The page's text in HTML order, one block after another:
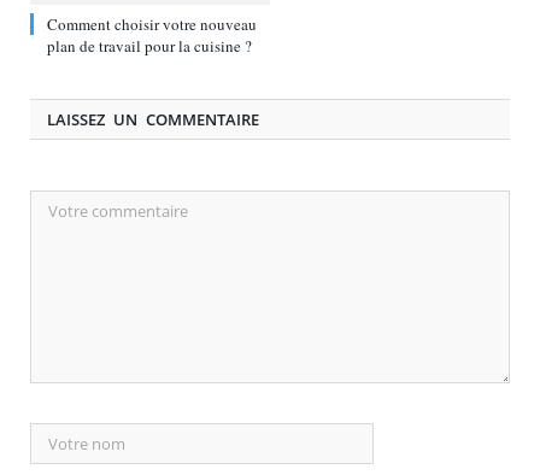
Comment choisir votre nouveau
plan de travail pour la cuisine ?
LAISSEZ UN COMMENTAIRE